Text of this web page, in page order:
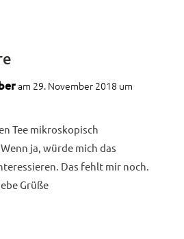
am 29. November 2018 um
Tee mikroskopisch
ja, würde mich das
Das fehlt mir noch.
Grüße